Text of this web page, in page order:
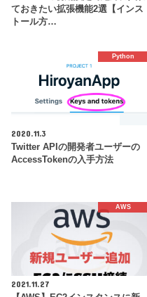
ておきたい拡張機能2選【インス
トール方…
Python
2020.11.3
Twitter APIの開発者ユーザーの
AccessTokenの入手方法
AWS
2021.11.27